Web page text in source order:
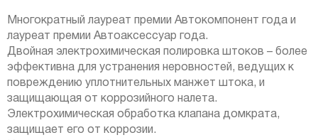
Многократный лауреат премии Автокомпонент года и
лауреат премии Автоаксессуар года.
Двойная электрохимическая полировка штоков – более
эффективна для устранения неровностей, ведущих к
повреждению уплотнительных манжет штока, и
защищающая от коррозийного налета.
Электрохимическая обработка клапана домкрата,
защищает его от коррозии.